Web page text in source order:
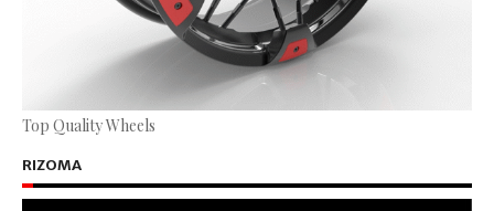
Top Quality Wheels
RIZOMA